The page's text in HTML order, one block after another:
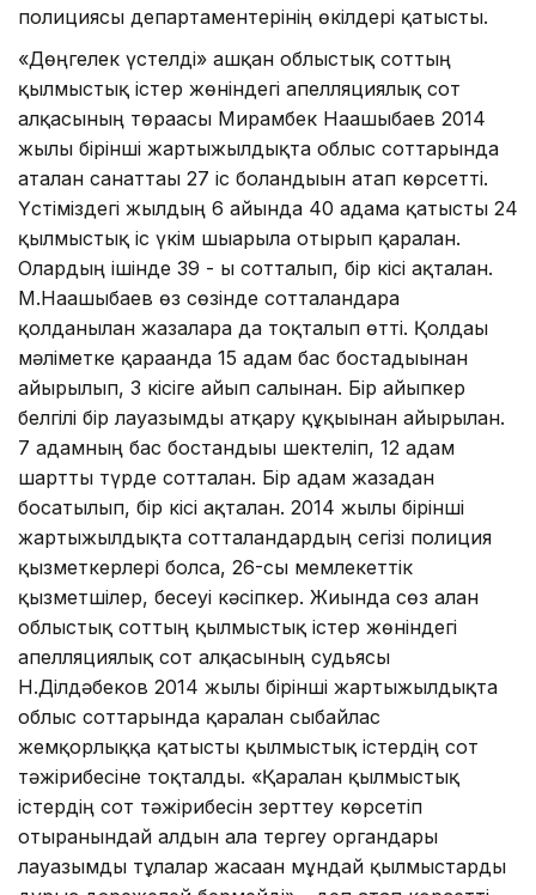
полициясы департаментерінің өкілдері қатысты.
«Дөңгелек үстелді» ашқан облыстық соттың
қылмыстық істер жөніндегі апелляциялық сот
алқасының төрағасы Мирамбек Нағашыбаев 2014
жылғы бірінші жартыжылдықта облыс соттарында
аталған санаттағы 27 іс болғандығын атап көрсетті.
Үстіміздегі жылдың 6 айында 40 адамға қатысты 24
қылмыстық іс үкім шығарыла отырып қаралған.
Олардың ішінде 39 - ы сотталып, бір кісі ақталған.
М.Нағашыбаев өз сөзінде сотталғандарға
қолданылған жазаларға да тоқталып өтті. Қолдағы
мәліметке қарағанда 15 адам бас бостағдығынан
айырылып, 3 кісіге айып салынған. Бір айыпкер
белгілі бір лауазымды атқару құқығынан айырылған.
7 адамның бас бостандығы шектеліп, 12 адам
шартты түрде сотталған. Бір адам жазадан
босатылып, бір кісі ақталған. 2014 жылы бірінші
жартыжылдықта сотталғандардың сегізі полиция
қызметкерлері болса, 26-сы мемлекеттік
қызметшілер, бесеуі кәсіпкер. Жиында сөз алған
облыстық соттың қылмыстық істер жөніндегі
апелляциялық сот алқасының судьясы
Н.Ділдәбеков 2014 жылғы бірінші жартыжылдықта
облыс соттарында қаралған сыбайлас
жемқорлыққа қатысты қылмыстық істердің сот
тәжірибесіне тоқталды. «Қаралған қылмыстық
істердің сот тәжірибесін зерттеу көрсетіп
отырғанындай алдын ала тергеу органдары
лауазымды тұлғалар жасаған мұндай қылмыстарды